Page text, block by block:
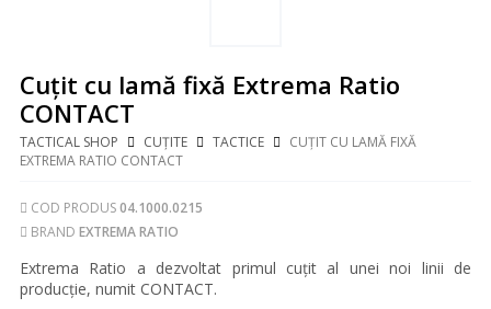
Cuțit cu lamă fixă Extrema Ratio
CONTACT
TACTICAL SHOP CUȚITE TACTICE
CUȚIT CU LAMĂ FIXĂ
EXTREMA RATIO CONTACT
COD PRODUS04.1000.0215
BRAND EXTREMA RATIO
Extrema Ratio a dezvoltat primul cuțit al unei noi linii de
producție, numit CONTACT.